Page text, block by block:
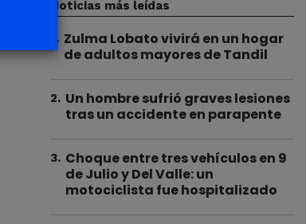
Noticias más leídas
. Zulma Lobato vivirá en un hogar
de adultos mayores de Tandil
2. Un hombre sufrió graves lesiones
tras un accidente en parapente
3. Choque entre tres vehículos en 9
de Julio y Del Valle: un
motociclista fue hospitalizado